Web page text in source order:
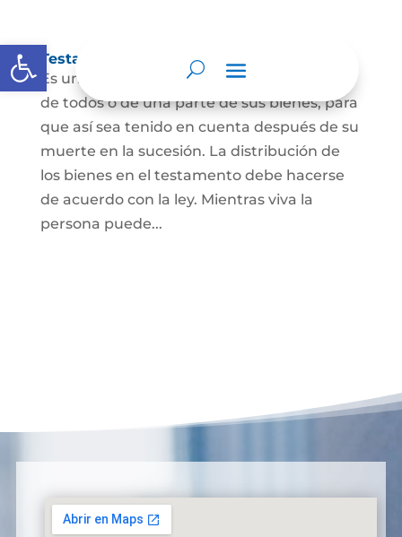
Abrir barra de herramientas
Testamento
Es un acto por el cual una persona dispone
de todos o de una parte de sus bienes, para
que así sea tenido en cuenta después de su
muerte en la sucesión. La distribución de
los bienes en el testamento debe hacerse
de acuerdo con la ley. Mientras viva la
persona puede...